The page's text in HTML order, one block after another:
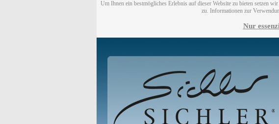
Um Ihnen ein bestmögliches Erlebnis auf dieser Website zu bieten setzen
zu. Informationen zur
Nur